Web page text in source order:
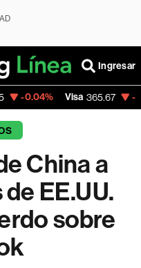
Ingresar
Visa 365.67 -0.13%
China a
EE.UU.
sobre